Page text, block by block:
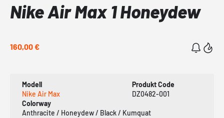
Nike Air Max 1 Honeydew
160,00 €
Modell
Nike Air Max
Produkt Code
DZ0482-001
Colorway
Anthracite / Honeydew / Black / Kumquat